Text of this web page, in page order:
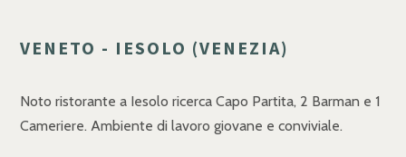
VENETO - IESOLO (VENEZIA)
Noto ristorante a Iesolo ricerca Capo Partita, 2 Barman e 1
Cameriere. Ambiente di lavoro giovane e conviviale.